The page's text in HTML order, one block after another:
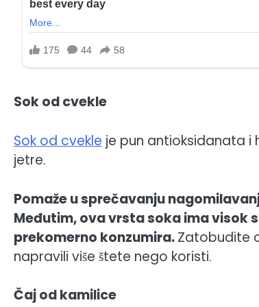
Sok od cvekle
Sok od cvekle je pun antioksidanata i
jetre.
Pomaže u sprečavanju
Međutim, ova vrsta soka ima visok
prekomerno konzumira.Zatobudite
napravili više štete nego koristi.
Čaj od kamilice